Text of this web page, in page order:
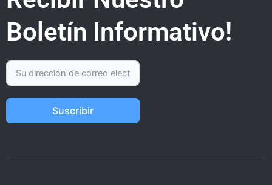
Boletín Informativo!
Suscribir